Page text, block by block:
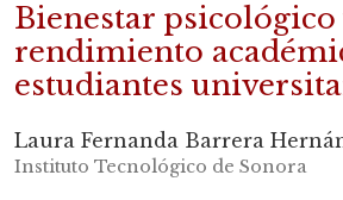
Bienestar psicológico
rendimiento
estudiantes
Laura Fernanda Barrera
Instituto Tecnológico de Sonora